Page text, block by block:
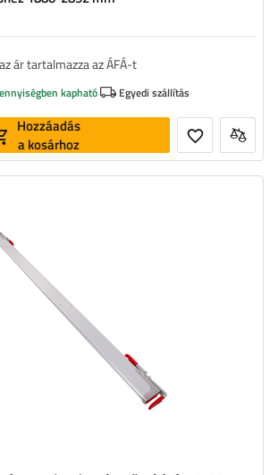
az ár tartalmazza az ÁFÁ-t
kapható Egyedi szállítás
Hozzáadás
a kosárhoz